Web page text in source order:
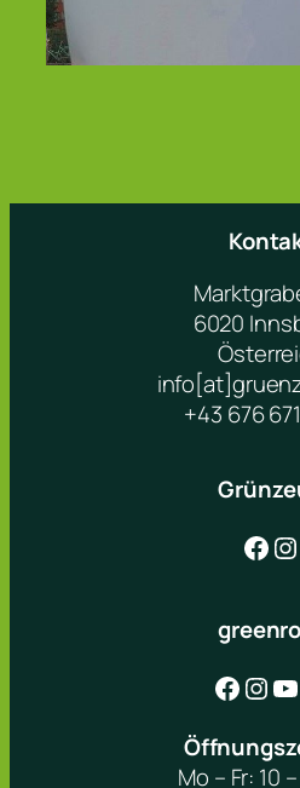
6020
+43 676
Facebook Instagram
Facebook Instagram YouTube
Mo – Fr: 10